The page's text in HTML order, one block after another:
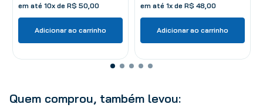
em até 10x de R$ 50 00
Adicionar ao carrinho
em até 1x de R$ 48 00
Adicionar ao carrinho
Quem comprou, também levou: